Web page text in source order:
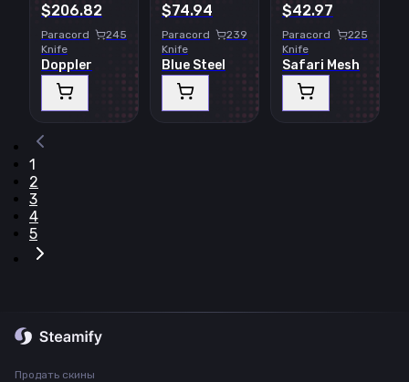
$206.82
Paracord
Knife
245
Doppler
$74.94
Paracord
Knife
239
Blue Steel
$42.97
Paracord
Knife
225
Safari Mesh
1
2
3
4
5
Продать скины